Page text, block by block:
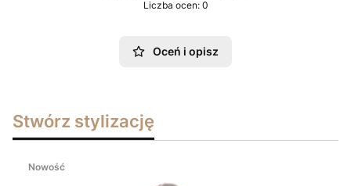
Liczba ocen: 0
Oceń i opisz
Stwórz stylizację
Nowość